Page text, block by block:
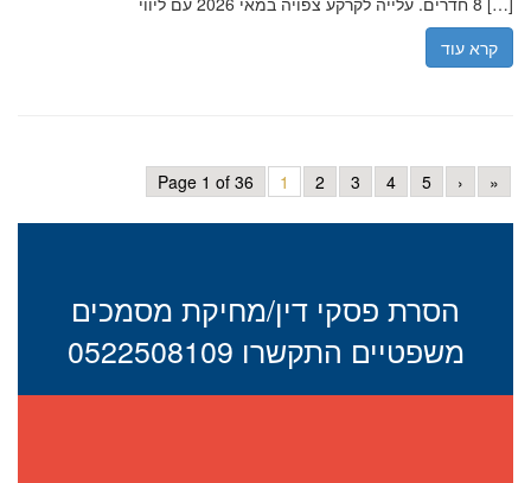
קרא עוד
Page 1 of 36 1 2 3 4 5 › »
הסרת פסקי דין/מחיקת מסמכים
משפטיים התקשרו 0522508109